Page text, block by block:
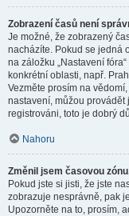
Zobrazení časů není
Je možné, že zobrazený
nacházíte. Pokud se jedná
na záložku „Nastavení
konkrétní oblasti, např.
Vezměte prosím na
nastavení, můžou
registrováni, toto je dobrý
Nahoru
Změnil jsem časovou
Pokud jste si jisti, že jste
zobrazuje nesprávně, pak
Upozorněte na to, prosím,